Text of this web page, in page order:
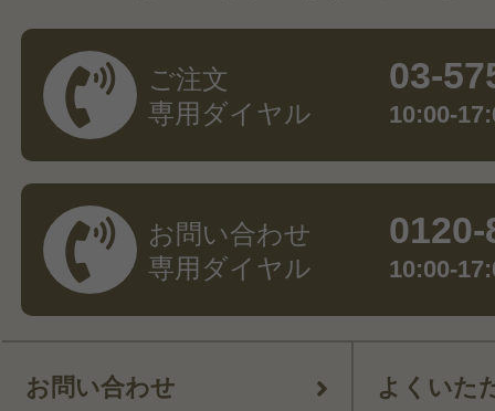
ご注文
専用ダイヤル
03-
10:00-
お問い合わせ
専用ダイヤル
10:00-
お問い合わせ よくいた